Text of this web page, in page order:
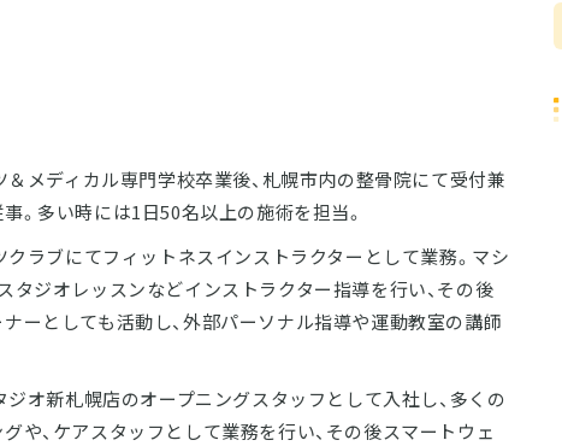
メディカル専門学校卒業後、札幌市内の整骨院にて受付兼
。多い時には1日50名以上の施術を担当。
ラブにてフィットネスインストラクターとして業務。マシ
タジオレッスンなどインストラクター指導を行い、その後
ーとしても活動し、外部パーソナル指導や運動教室の講師
オ新札幌店のオープニングスタッフとして入社し、多くの
や、ケアスタッフとして業務を行い、その後スマートウェ